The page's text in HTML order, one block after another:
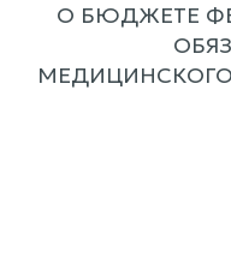
О БЮДЖЕТЕ
МЕДИЦИНСКОГО